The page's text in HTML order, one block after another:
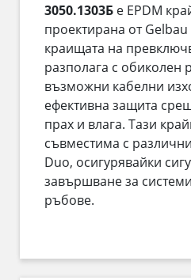
3050.1303Б е EPDM
проектирана от
краищата на
разполага с обиколен
възможни кабелни
ефективна защита
прах и влага. Тази
съвместима с
Duo, осигурявайки
завършване за
ръбове.